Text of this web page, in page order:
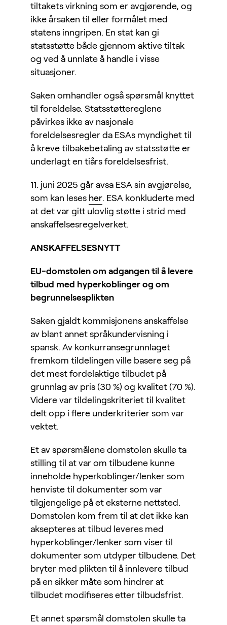
tiltakets virkning som er avgjørende, og
ikke årsaken til eller formålet med
statens inngripen. En stat kan gi
statsstøtte både gjennom aktive tiltak
og ved å unnlate å handle i visse
situasjoner.
Saken omhandler også spørsmål knyttet
til foreldelse. Statsstøttereglene
påvirkes ikke av nasjonale
foreldelsesregler da ESAs myndighet til
å kreve tilbakebetaling av statsstøtte er
underlagt en tiårs foreldelsesfrist.
11. juni 2025 går avsa ESA sin avgjørelse,
som kan leses her. ESA konkluderte med
at det var gitt ulovlig støtte i strid med
anskaffelsesregelverket.
ANSKAFFELSESNYTT
EU-domstolen om adgangen til å levere
tilbud med hyperkoblinger og om
begrunnelsesplikten
Saken gjaldt kommisjonens anskaffelse
av blant annet språkundervisning i
spansk. Av konkurransegrunnlaget
fremkom tildelingen ville basere seg på
det mest fordelaktige tilbudet på
grunnlag av pris (30 %) og kvalitet (70 %).
Videre var tildelingskriteriet til kvalitet
delt opp i flere underkriterier som var
vektet.
Et av spørsmålene domstolen skulle ta
stilling til at var om tilbudene kunne
inneholde hyperkoblinger/lenker som
henviste til dokumenter som var
tilgjengelige på et eksterne nettsted.
Domstolen kom frem til at det ikke kan
aksepteres at tilbud leveres med
hyperkoblinger/lenker som viser til
dokumenter som utdyper tilbudene. Det
bryter med plikten til å innlevere tilbud
på en sikker måte som hindrer at
tilbudet modifiseres etter tilbudsfrist.
Et annet spørsmål domstolen skulle ta